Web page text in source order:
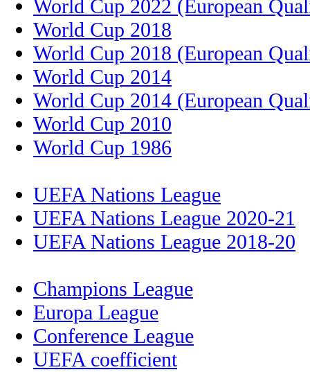
World Cup 2022 (European
World Cup 2018
World Cup 2018 (European
World Cup 2014
World Cup 2014 (European
World Cup 2010
World Cup 1986
UEFA Nations League
UEFA Nations League 2020-21
UEFA Nations League 2018-20
Champions League
Europa League
Conference League
UEFA coefficient